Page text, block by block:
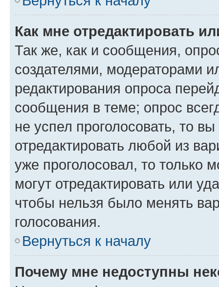
Как мне отредактировать
Так же, как и сообщения,
создателями, модераторами
редактирования опроса
сообщения в теме; опрос
не успел проголосовать, то
отредактировать любой из
уже проголосовал, то только
могут отредактировать или
чтобы нельзя было менять
голосования.
Вернуться к началу
Почему мне недоступны